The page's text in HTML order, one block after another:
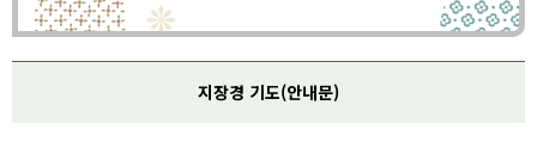
지장경 기도(안내문)